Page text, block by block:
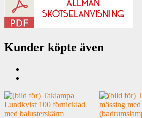
Kunder köpte även